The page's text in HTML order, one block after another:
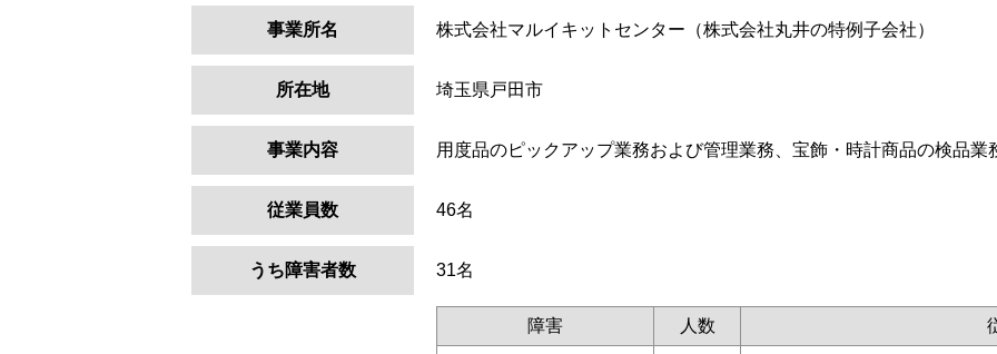
事業所名 株式会社マルイキットセンター（株式会社丸井の特例子会社）
所在地 埼玉県戸田市
事業内容 用度品のピックアップ業務および管理業務、宝飾・時計商品の検品業
従業員数 46名
うち障害者数 31名
障害 人数